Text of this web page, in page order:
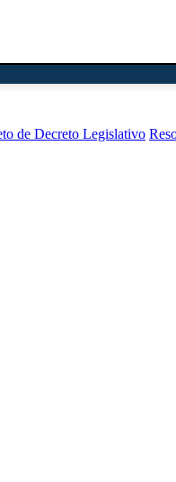
de Decreto Legislativo